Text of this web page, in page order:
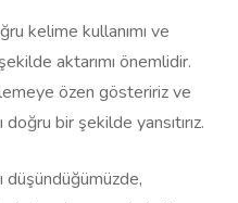
kelime kullanımı ve
aktarımı önemlidir.
özen gösteririz ve
bir şekilde yansıtırız.
düşündüğümüzde,